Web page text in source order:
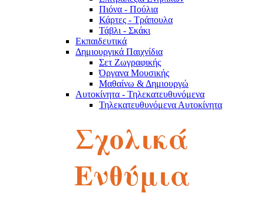
Πιόνα - Πούλια
Κάρτες - Τράπουλα
Τάβλι - Σκάκι
Εκπαιδευτικά
Δημιουργικά Παιχνίδια
Σετ Ζωγραφικής
Όργανα Μουσικής
Μαθαίνω & Δημιουργώ
Αυτοκίνητα - Τηλεκατευθυνόμενα
Τηλεκατευθυνόμενα Αυτοκίνητα
Πίστες
Παζλ
Παζλ Παιδικά
Παζλ Ενηλίκων
Κύβοι του Ρούμπικ
Κούκλες - Λούτρινα
Σχολικά
Ενθύμια